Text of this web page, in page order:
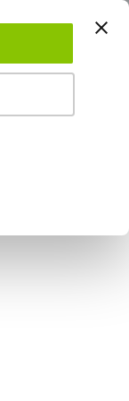
CONTATTACI